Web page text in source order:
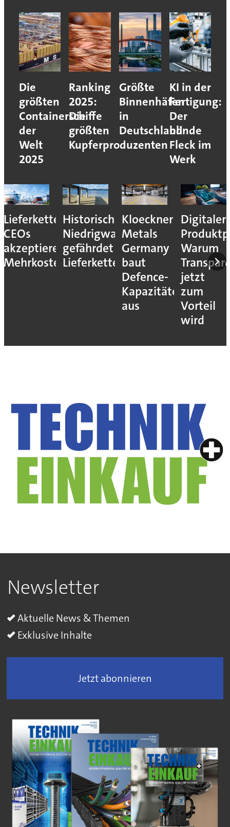
Die
größten
Containerschiffe
der
Welt
2025
Ranking
2025:
Die
größten
Kupferproduzenten
Größte
Binnenhäfen
in
Deutschland
KI in der
Fertigung:
Der
blinde
Fleck im
Werk
Lieferkettenresilienz:
CEOs
akzeptieren
Mehrkosten
Historisches
Niedrigwasser
gefährdet
Lieferketten
Kloeckner
Metals
Germany
baut
Defence-
Kapazitäten
aus
Digitaler
Warum
jetzt
zum
Vorteil
wird
Newsletter
Aktuelle News & Themen
Exklusive Inhalte
Jetzt abonnieren